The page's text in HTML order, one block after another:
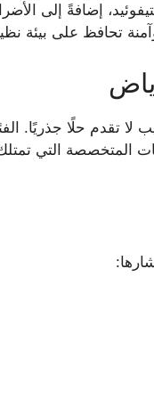
إضافةً إلى
تحافظ على بيئة
لا تقدم حلًا جذريًا.
المتخصصة التي